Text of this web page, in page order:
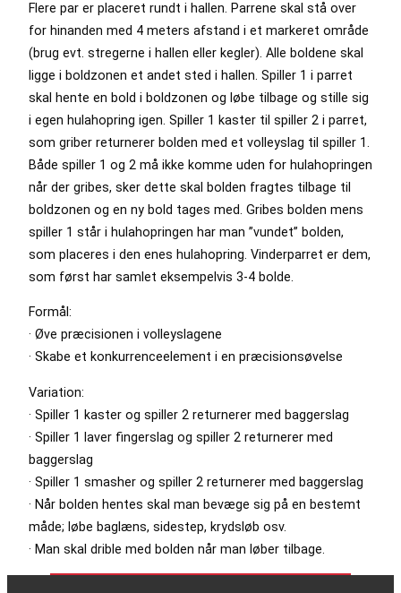
Flere par er placeret rundt i hallen. Parrene skal stå over
for hinanden med 4 meters afstand i et markeret område
(brug evt. stregerne i hallen eller kegler). Alle boldene skal
ligge i boldzonen et andet sted i hallen. Spiller 1 i parret
skal hente en bold i boldzonen og løbe tilbage og stille sig
i egen hulahopring igen. Spiller 1 kaster til spiller 2 i parret,
som griber returnerer bolden med et volleyslag til spiller 1.
Både spiller 1 og 2 må ikke komme uden for hulahopringen
når der gribes, sker dette skal bolden fragtes tilbage til
boldzonen og en ny bold tages med. Gribes bolden mens
spiller 1 står i hulahopringen har man ”vundet” bolden,
som placeres i den enes hulahopring. Vinderparret er dem,
som først har samlet eksempelvis 3-4 bolde.
Formål:
· Øve præcisionen i volleyslagene
· Skabe et konkurrenceelement i en præcisionsøvelse
Variation:
· Spiller 1 kaster og spiller 2 returnerer med baggerslag
· Spiller 1 laver fingerslag og spiller 2 returnerer med
baggerslag
· Spiller 1 smasher og spiller 2 returnerer med baggerslag
· Når bolden hentes skal man bevæge sig på en bestemt
måde; løbe baglæns, sidestep, krydsløb osv.
· Man skal drible med bolden når man løber tilbage.